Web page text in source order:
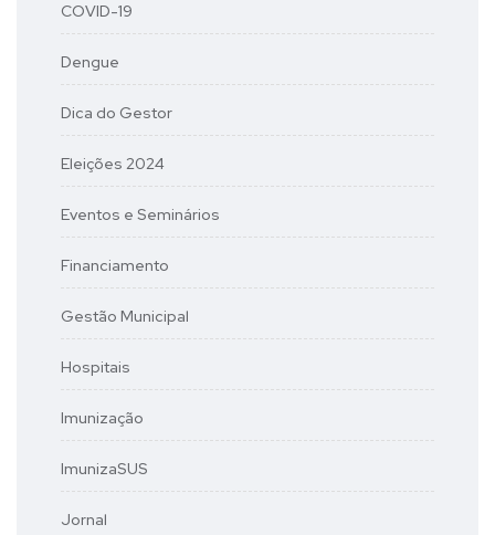
COVID-19
Dengue
Dica do Gestor
Eleições 2024
Eventos e Seminários
Financiamento
Gestão Municipal
Hospitais
Imunização
ImunizaSUS
Jornal